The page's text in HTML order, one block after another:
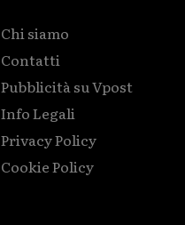
Chi siamo
Contatti
Pubblicità su Vpost
Info Legali
Privacy Policy
Cookie Policy